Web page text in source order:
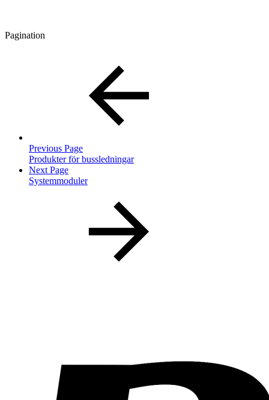
Pagination
Previous Page
Produkter för bussledningar
Next Page
Systemmoduler